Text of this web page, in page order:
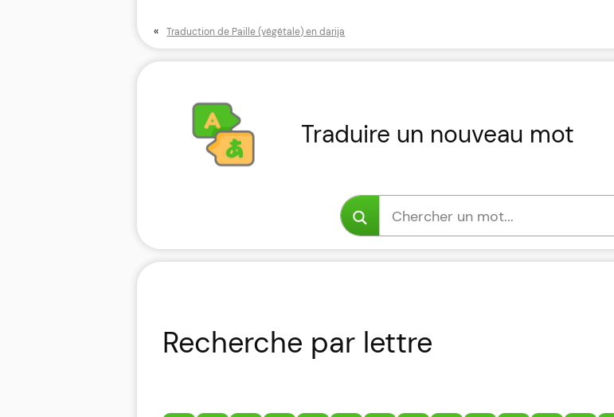
« Traduction de Paille (végétale) en darija
Traduire un nouveau mot
Recherche par lettre